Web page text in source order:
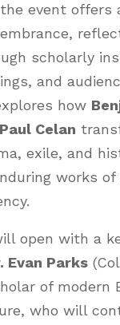
event offers
scholarly
and
how
Paul Celan
exile, and
works of
open with a
Evan Parks
of modern
who will